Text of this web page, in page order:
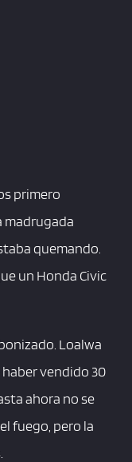
primero
madrugada
quemando.
un Honda Civic
Loalwa
vendido 30
ahora no se
fuego, pero la